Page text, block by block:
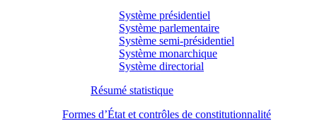
Système présidentiel
Système parlementaire
Système semi-présidentiel
Système monarchique
Système directorial
Résumé statistique
Formes d’État et contrôles de constitutionnalité